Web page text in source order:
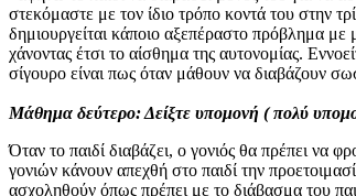
στεκόμαστε με τον ίδιο τρόπο κοντά του στην
δημιουργείται κάποιο αξεπέραστο πρόβλημα
χάνοντας έτσι το αίσθημα της αυτονομίας.
σίγουρο είναι πως όταν μάθουν να διαβάζουν
Μάθημα δεύτερο: Δείξτε υπομονή ( πολύ
Όταν το παιδί διαβάζει, ο γονιός θα πρέπει να
γονιών κάνουν απεχθή στο παιδί την
ασχοληθούν όπως πρέπει με το διάβασμα του